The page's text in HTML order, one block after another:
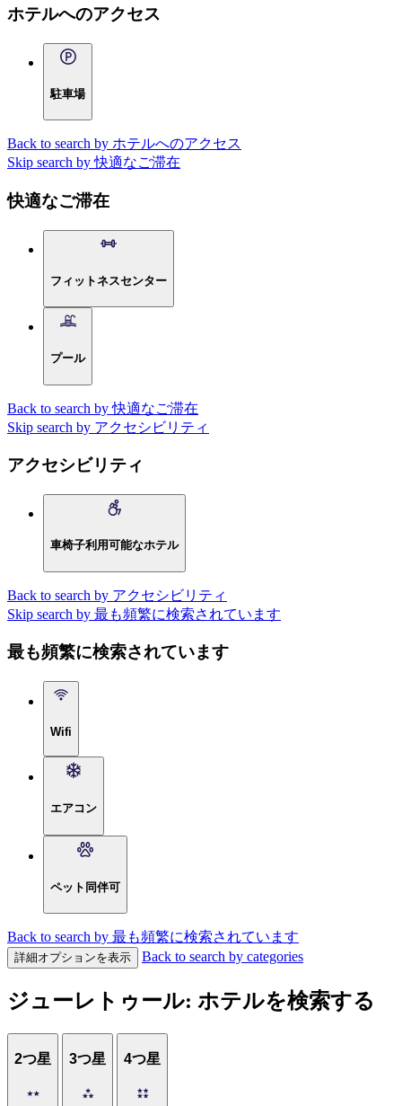
ホテルへのアクセス
駐車場
Back to search by ホテルへのアクセス
Skip search by 快適なご滞在
快適なご滞在
フィットネスセンター
プール
Back to search by 快適なご滞在
Skip search by アクセシビリティ
アクセシビリティ
車椅子利用可能なホテル
Back to search by アクセシビリティ
Skip search by 最も頻繁に検索されています
最も頻繁に検索されています
Wifi
エアコン
ペット同伴可
Back to search by 最も頻繁に検索されています
詳細オプションを表示 Back to search by categories
ジューレトゥール: ホテルを検索する
2つ星 3つ星 4つ星